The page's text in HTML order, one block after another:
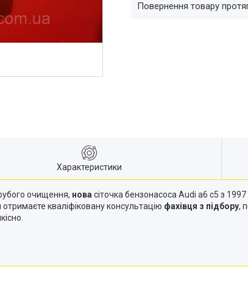
повернення товару
Характеристики
очищення, нова сіточка бензонасоса Audi a6 c5 з
кваліфіковану консультацію фахівця з підбору,